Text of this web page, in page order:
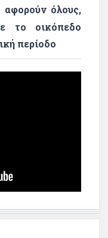
όλους,
το οικόπεδο
περίοδο